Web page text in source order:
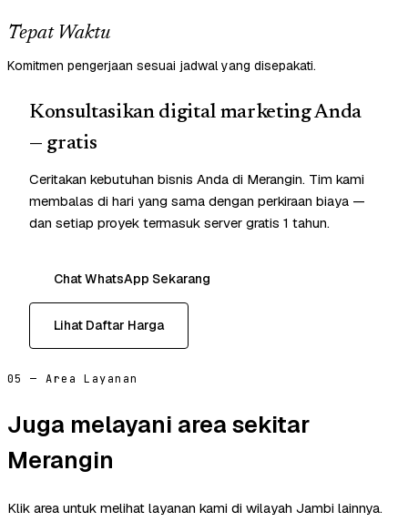
Tepat Waktu
Komitmen pengerjaan sesuai jadwal yang disepakati.
Konsultasikan digital marketing Anda
— gratis
Ceritakan kebutuhan bisnis Anda di Merangin. Tim kami
membalas di hari yang sama dengan perkiraan biaya —
dan setiap proyek termasuk server gratis 1 tahun.
Chat WhatsApp Sekarang
Lihat Daftar Harga
05 — Area Layanan
Juga melayani area sekitar
Merangin
Klik area untuk melihat layanan kami di wilayah Jambi lainnya.